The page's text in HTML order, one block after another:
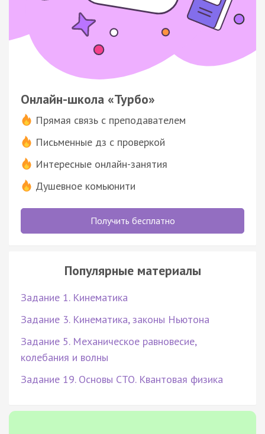
Онлайн-школа «Турбо»
Прямая связь с преподавателем
Письменные дз с проверкой
Интересные онлайн-занятия
Душевное комьюнити
Получить бесплатно
Популярные материалы
Задание 1. Кинематика
Задание 3. Кинематика, законы Ньютона
Задание 5. Механическое равновесие,
колебания и волны
Задание 19. Основы СТО. Квантовая физика